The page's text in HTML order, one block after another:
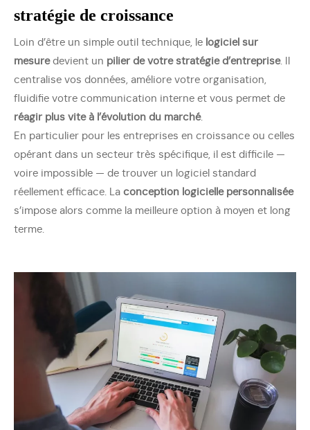
stratégie de croissance
Loin d’être un simple outil technique, le logiciel sur
mesuredevient un pilier de votre stratégie d’entreprise. Il
centralise vos données, améliore votre organisation,
fluidifie votre communication interne et vous permet de
réagir plus vite à l’évolution du marché.
En particulier pour les entreprises en croissance ou celles
opérant dans un secteur très spécifique, il est difficile —
voire impossible — de trouver un logiciel standard
réellement efficace. La conception logicielle personnalisée
s’impose alors comme la meilleure option à moyen et long
terme.